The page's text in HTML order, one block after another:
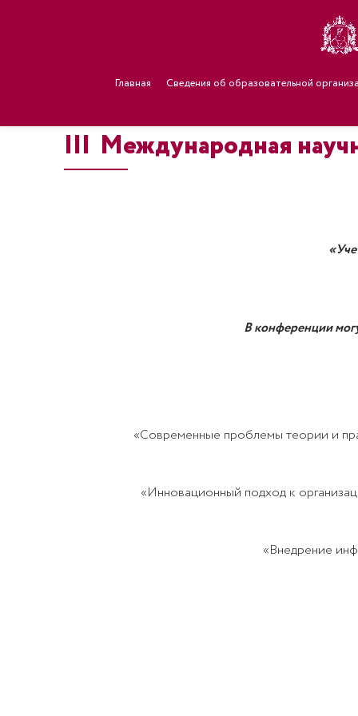
Главная Сведения об образовательной
III Международная
В конференции
«Современные проблемы теории и
«Инновационный подход к
«Внедрение